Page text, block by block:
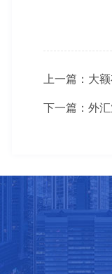
上一篇：大
下一篇：外